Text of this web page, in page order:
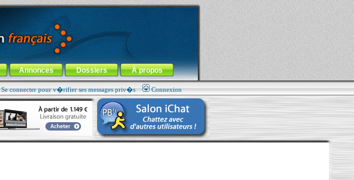
Annonces Dossiers À propos
Se connecter pour v�rifier ses messages priv�s Connexion